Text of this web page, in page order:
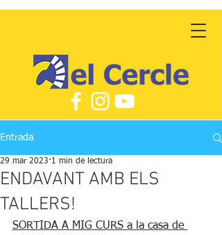
Entrada
ENDAVANT AMB ELS
TALLERS!
29 mar 2023 1 min de lectura
SORTIDA A MIG CURS a la casa de